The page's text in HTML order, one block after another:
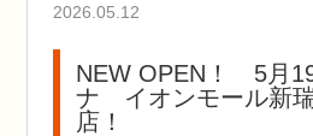
2026.05.12
NEW OPEN！ 5月
ナ イオンモール新
店！